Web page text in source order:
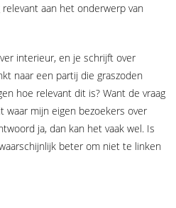
aan het onderwerp van
interieur, en je schrijft over
naar een partij die graszoden
hoe relevant dit is? Want de vraag
waar mijn eigen bezoekers over
ja, dan kan het vaak wel. Is
beter om niet te linken